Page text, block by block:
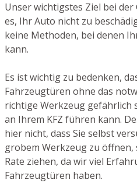
Unser wichtigstes Ziel bei
es, Ihr Auto nicht zu
keine Methoden, bei denen
kann.
Es ist wichtig zu bedenken,
Fahrzeugtüren ohne das
richtige Werkzeug gefährlich
an Ihrem KFZ führen kann.
hier nicht, dass Sie selbst
grobem Werkzeug zu öffnen,
Rate ziehen, da wir viel
Fahrzeugtüren haben.